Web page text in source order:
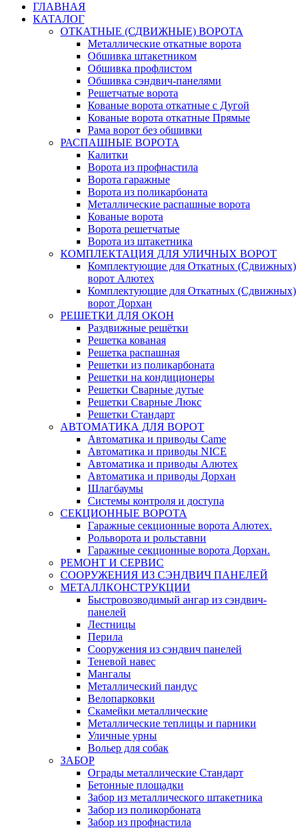
ГЛАВНАЯ
КАТАЛОГ
ОТКАТНЫЕ (СДВИЖНЫЕ) ВОРОТА
Металлические откатные ворота
Обшивка штакетником
Обшивка профлистом
Обшивка сэндвич-панелями
Решетчатые ворота
Кованые ворота откатные с Дугой
Кованые ворота откатные Прямые
Рама ворот без обшивки
РАСПАШНЫЕ ВОРОТА
Калитки
Ворота из профнастила
Ворота гаражные
Ворота из поликарбоната
Металлические распашные ворота
Кованые ворота
Ворота решетчатые
Ворота из штакетника
КОМПЛЕКТАЦИЯ ДЛЯ УЛИЧНЫХ ВОРОТ
Комплектующие для Откатных (Сдвижных)
ворот Алютех
Комплектующие для Откатных (Сдвижных)
ворот Дорхан
РЕШЕТКИ ДЛЯ ОКОН
Раздвижные решётки
Решетка кованая
Решетка распашная
Решетки из поликарбоната
Решетки на кондиционеры
Решетки Сварные дутые
Решетки Сварные Люкс
Решетки Стандарт
АВТОМАТИКА ДЛЯ ВОРОТ
Автоматика и приводы Came
Автоматика и приводы NICE
Автоматика и приводы Алютех
Автоматика и приводы Дорхан
Шлагбаумы
Системы контроля и доступа
СЕКЦИОННЫЕ ВОРОТА
Гаражные секционные ворота Алютех.
Рольворота и рольставни
Гаражные секционные ворота Дорхан.
РЕМОНТ И СЕРВИС
СООРУЖЕНИЯ ИЗ СЭНДВИЧ ПАНЕЛЕЙ
МЕТАЛЛКОНСТРУКЦИИ
Быстровозводимый ангар из сэндвич-
панелей
Лестницы
Перила
Сооружения из сэндвич панелей
Теневой навес
Мангалы
Металлический пандус
Велопарковки
Скамейки металлические
Металлические теплицы и парники
Уличные урны
Вольер для собак
ЗАБОР
Ограды металлические Стандарт
Бетонные площадки
Забор из металлического штакетника
Забор из поликорбоната
Забор из профнастила